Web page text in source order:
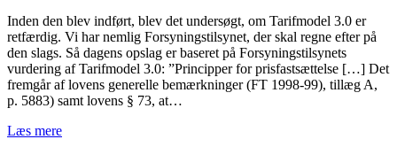
Inden den blev indført, blev det undersøgt, om Tarifmodel 3.0 er
retfærdig. Vi har nemlig Forsyningstilsynet, der skal regne efter på
den slags. Så dagens opslag er baseret på Forsyningstilsynets
vurdering af Tarifmodel 3.0: ”Principper for prisfastsættelse […] Det
fremgår af lovens generelle bemærkninger (FT 1998-99), tillæg A,
p. 5883) samt lovens § 73, at…
Læs mere